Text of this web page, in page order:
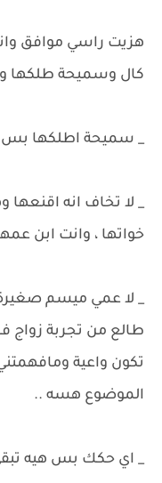
هزيت راسي موافق
كال وسميحة طلكها
_ سميحة اطلكها بس
_ لا تخاف انه اقنعها
خواتها ، وانت ابن
_ لا عمي ميسم صغيرة
طالع من تجربة زواج
تكون واعية
الموضوع هسه ..
_ اي حكك بس هيه